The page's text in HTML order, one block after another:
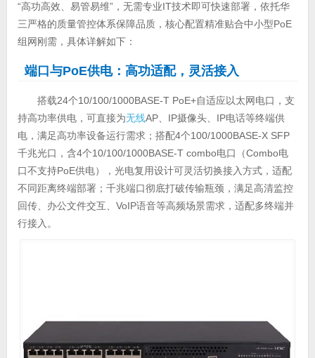
“高功高效、易管易维”，无需专业IT技术即可快速部署，依托华
三严格的质量管控体系保障品质，核心配置精准贴合中小型PoE
组网刚需，具体详解如下：
端口与PoE供电：高功适配，灵活接入
搭载24个10/100/1000BASE-T PoE+自适应以太网电口，支
持高功率供电，可直接为无线AP、IP摄像头、IP电话等终端供
电，满足高功率设备运行需求；搭配4个100/1000BASE-X SFP
千兆光口，含4个10/100/1000BASE-T combo电口（Combo电
口不支持PoE供电），光电复用设计可灵活切换接入方式，适配
不同距离终端部署；千兆端口彻底打破传输瓶颈，满足高清监控
回传、办公文件交互、VoIP语音等高频场景需求，适配多终端并
行接入。